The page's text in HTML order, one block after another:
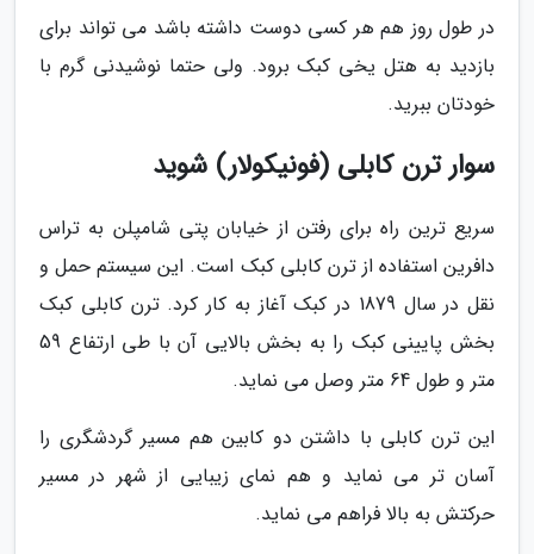
در طول روز هم هر کسی دوست داشته باشد می تواند برای
بازدید به هتل یخی کبک برود. ولی حتما نوشیدنی گرم با
خودتان ببرید.
سوار ترن کابلی (فونیکولار) شوید
سریع ترین راه برای رفتن از خیابان پتی شامپلن به تراس
دافرین استفاده از ترن کابلی کبک است. این سیستم حمل و
نقل در سال 1879 در کبک آغاز به کار کرد. ترن کابلی کبک
بخش پایینی کبک را به بخش بالایی آن با طی ارتفاع 59
متر و طول 64 متر وصل می نماید.
این ترن کابلی با داشتن دو کابین هم مسیر گردشگری را
آسان تر می نماید و هم نمای زیبایی از شهر در مسیر
حرکتش به بالا فراهم می نماید.